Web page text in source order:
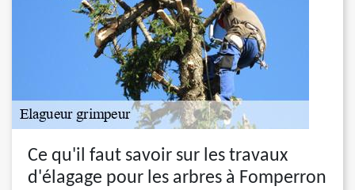
Ce qu'il faut savoir sur les travaux
d'élagage pour les arbres à Fomperron